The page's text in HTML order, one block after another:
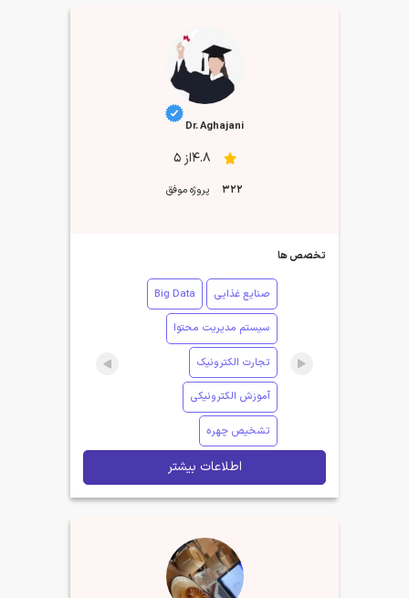
Dr. Aghajani
4.8از 5
322 پروژه موفق
تخصص ها
صنایع غذایی Big Data
سیستم مدیریت محتوا
تجارت الکترونیک
آموزش الکترونیکی
تشخیص چهره
اطلاعات بیشتر